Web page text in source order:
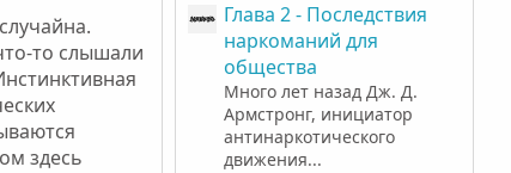
то слышали
здесь
Глава 2 - Последствия
наркоманий для
общества
Много лет назад Дж. Д.
Армстронг, инициатор
антинаркотического
движения...